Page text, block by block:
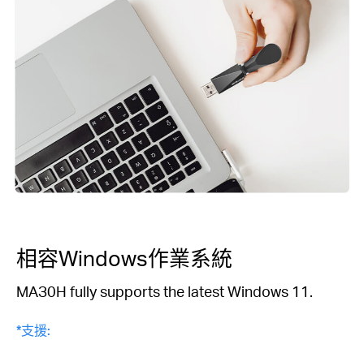
相容Windows作業系統
MAЗ0H fully supports the latest Windows 11.
*支援: